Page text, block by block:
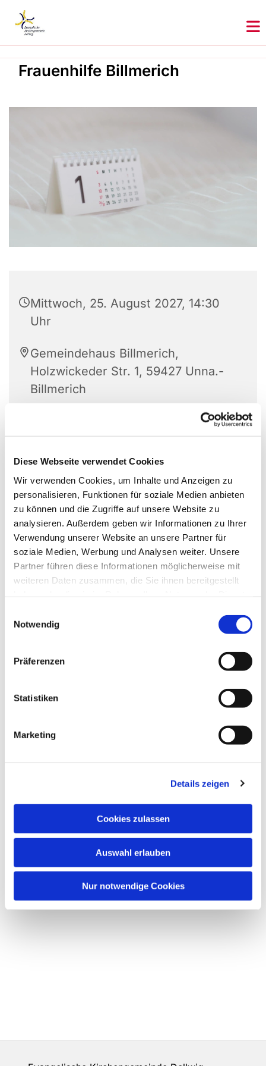
Diese Webseite verwendet Cookies
Wir verwenden Cookies, um Inhalte und Anzeigen zu
personalisieren, Funktionen für soziale Medien anbieten
zu können und die Zugriffe auf unsere Website zu
analysieren. Außerdem geben wir Informationen zu Ihrer
Verwendung unserer Website an unsere Partner für
soziale Medien, Werbung und Analysen weiter. Unsere
Partner führen diese Informationen möglicherweise mit
weiteren Daten zusammen, die Sie ihnen bereitgestellt
Notwendig
Präferenzen
Statistiken
Marketing
Details zeigen
Cookies zulassen
Auswahl erlauben
Nur notwendige Cookies
Frauenhilfe Billmerich
Mittwoch, 25. August 2027, 14:30
Uhr
Gemeindehaus Billmerich,
Holzwickeder Str. 1, 59427 Unna.-
Billmerich